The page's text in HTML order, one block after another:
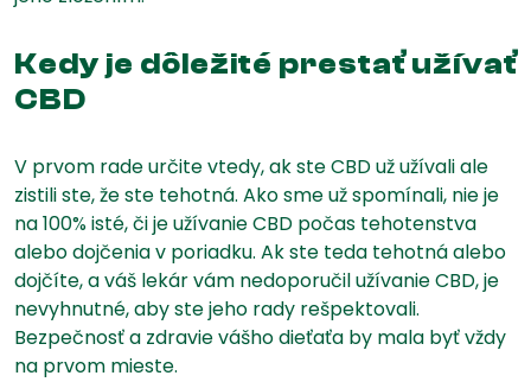
Kedy je dôležité prestať užívať
CBD
V prvom rade určite vtedy, ak ste CBD už užívali ale
zistili ste, že ste tehotná. Ako sme už spomínali, nie je
na 100% isté, či je užívanie CBD počas tehotenstva
alebo dojčenia v poriadku. Ak ste teda tehotná alebo
dojčíte, a váš lekár vám nedoporučil užívanie CBD, je
nevyhnutné, aby ste jeho rady rešpektovali.
Bezpečnosť a zdravie vášho dieťaťa by mala byť vždy
na prvom mieste.